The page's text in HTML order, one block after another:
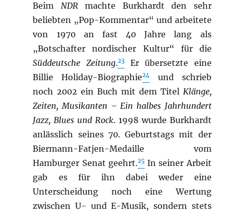
Beim NDRmachte Burkhardt den sehr
beliebten „Pop-Kommentar“ und arbeitete
von 1970 an fast 40 Jahre lang als
„Botschafter nordischer Kultur“ für die
Süddeutsche Zeitung.23Er übersetzte eine
Billie Holiday-Biographie24
und schrieb
noch 2002 ein Buch mit dem Titel Klänge,
Zeiten, Musikanten – Ein halbes Jahrhundert
Jazz, Blues und Rock. 1998 wurde Burkhardt
anlässlich seines 70. Geburtstags mit der
Biermann-Fatjen-Medaille vom
Hamburger Senat geehrt.25In seiner Arbeit
gab es für ihn dabei weder eine
Unterscheidung noch eine Wertung
zwischen U- und E-Musik, sondern stets